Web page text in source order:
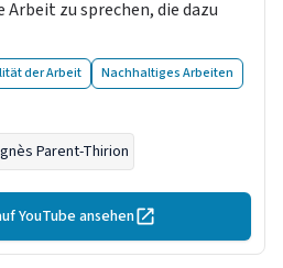
Arbeit zu sprechen, die dazu
der Arbeit
Nachhaltiges Arbeiten
Parent-Thirion
YouTube ansehen